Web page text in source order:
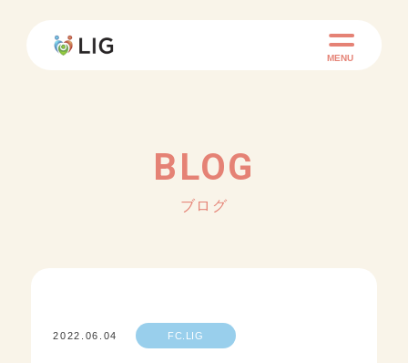
MENU
BLOG
ブログ
2022.06.04 FC.LIG